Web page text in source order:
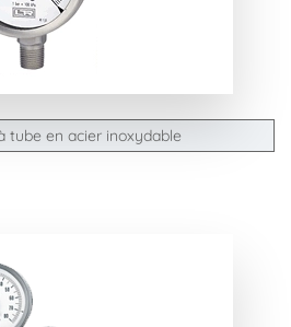
tube en acier inoxydable